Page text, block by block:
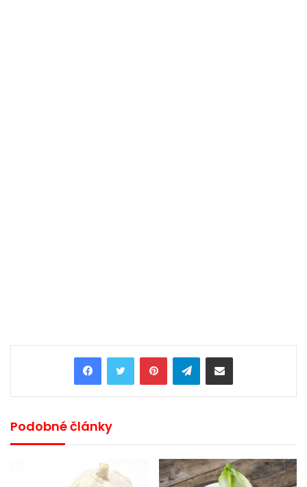
PinterestTelegramShare via Email
Podobné články